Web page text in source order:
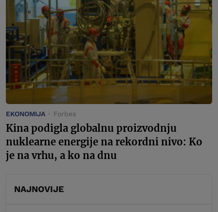
EKONOMIJA Forbes
Kina podigla globalnu proizvodnju
nuklearne energije na rekordni nivo: Ko
je na vrhu, a ko na dnu
NAJNOVIJE